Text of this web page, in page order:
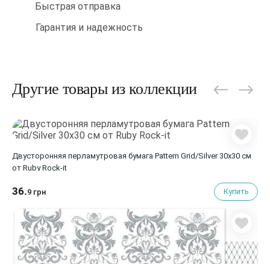
Быстрая отправка
Гарантия и надежность
Другие товары из коллекции
Двусторонняя перламутровая бумага Pattern Grid/Silver 30х30 см
от Ruby Rock-it
36.9 грн Купить